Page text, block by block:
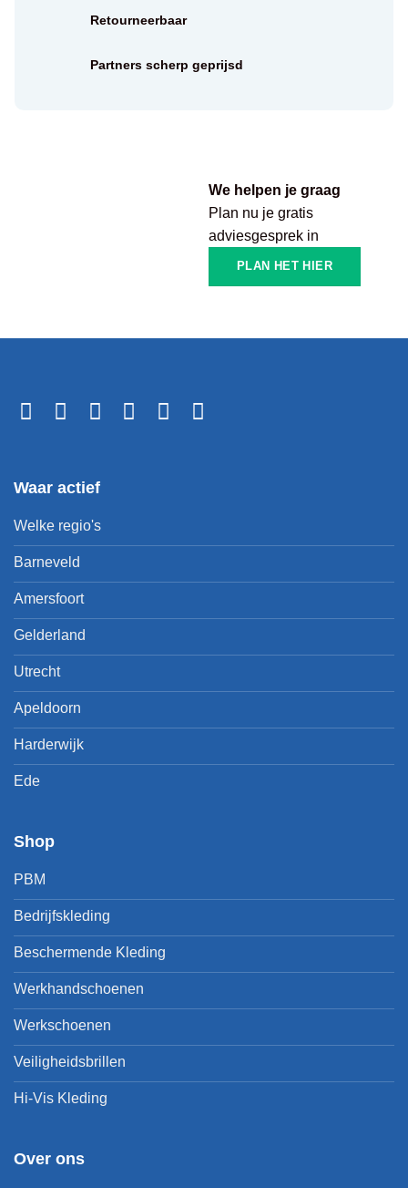
We helpen je graag
Plan nu je gratis
adviesgesprek in
PLAN HET HIER
Retourneerbaar
Partners scherp geprijsd
Waar actief
Welke regio's
Barneveld
Amersfoort
Gelderland
Utrecht
Apeldoorn
Harderwijk
Ede
Shop
PBM
Bedrijfskleding
Beschermende Kleding
Werkhandschoenen
Werkschoenen
Veiligheidsbrillen
Hi-Vis Kleding
Over ons